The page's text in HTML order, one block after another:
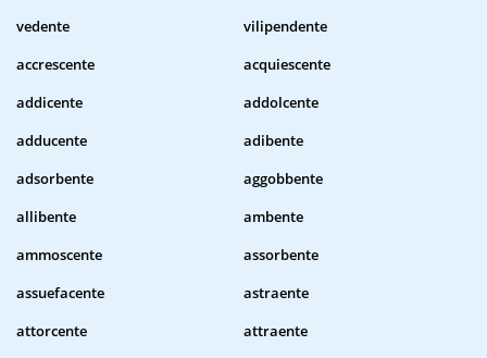
vedente
vilipendente
accrescente
acquiescente
addicente
addolcente
adducente
adibente
adsorbente
aggobbente
allibente
ambente
ammoscente
assorbente
assuefacente
astraente
attorcente
attraente